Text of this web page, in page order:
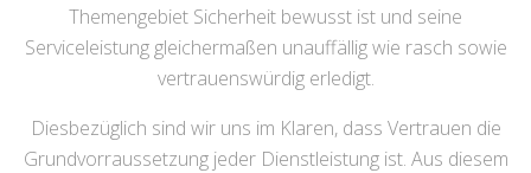
Themengebiet Sicherheit bewusst ist und seine
Serviceleistung gleichermaßen unauffällig wie rasch sowie
vertrauenswürdig erledigt.
Diesbezüglich sind wir uns im Klaren, dass Vertrauen die
Grundvorraussetzung jeder Dienstleistung ist. Aus diesem